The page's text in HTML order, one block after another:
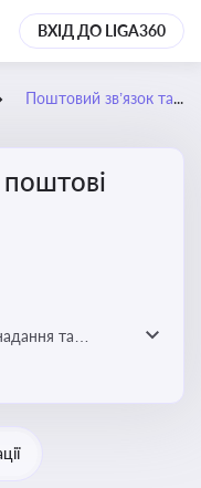
ВХІД ДО LIGA360
Поштовий зв’язок та поштові послуги
та
що
Для
реєстрах і